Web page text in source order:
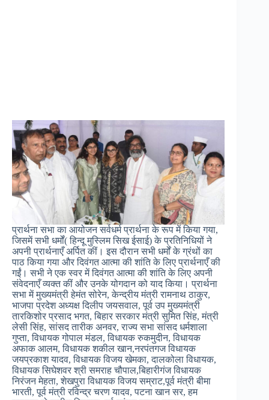
प्रार्थना सभा का आयोजन सर्वधर्म प्रार्थना के रूप में किया गया,
जिसमें सभी धर्मों( हिन्दू मुस्लिम सिख ईसाई) के प्रतिनिधियों ने
अपनी प्रार्थनाएँ अर्पित कीं। इस दौरान सभी धर्मों के ग्रंथों का
पाठ किया गया और दिवंगत आत्मा की शांति के लिए प्रार्थनाएँ की
गईं। सभी ने एक स्वर में दिवंगत आत्मा की शांति के लिए अपनी
संवेदनाएँ व्यक्त कीं और उनके योगदान को याद किया। प्रार्थना
सभा में मुख्यमंत्री हेमंत सोरेन, केन्द्रीय मंत्री रामनाथ ठाकुर,
भाजपा प्रदेश अध्यक्ष दिलीप जयसवाल, पूर्व उप मुख्यमंत्री
तारकिशोर प्रसाद भगत, बिहार सरकार मंत्री सुमित सिंह, मंत्री
लेसी सिंह, सांसद तारीक अनवर, राज्य सभा सांसद धर्मशाला
गुप्ता, विधायक गोपाल मंडल, विधायक रुकमुदीन, विधायक
अफाक आलम, विधायक शकील खान,नरपंतगज विधायक
जयप्रकाश यादव, विधायक विजय खेमका, दालकोला विधायक,
विधायक सिघेशवर श्री समराह चौपाल,बिहारीगंज विधायक
निरंजन मेहता, शेखपुरा विधायक विजय सम्राट,पूर्व मंत्री बीमा
भारती, पूर्व मंत्री रविन्द्र चरण यादव, पटना खान सर, हम